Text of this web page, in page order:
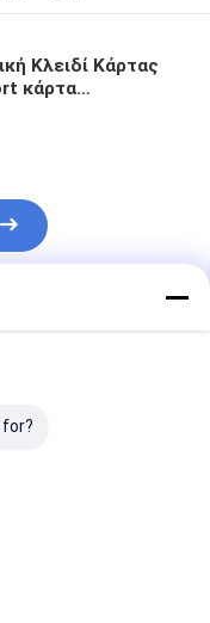
Κλειδί Κάρτας
κάρτα